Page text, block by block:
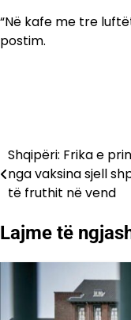
“Në kafe me tre
postim.
Lëvizje
te
Shqipëri: Frika e
nga vaksina sjell
të fruthit në vend
Lajme të